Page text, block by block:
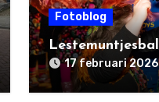
Fotoblog
Lestemuntjesbal
17 februari 2026